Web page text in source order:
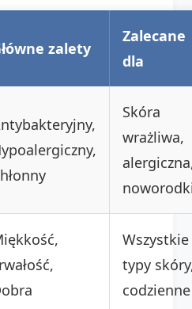
zalety
Zalecane
dla
Skóra
wrażliwa,
Wszystkie
typy
codzienne